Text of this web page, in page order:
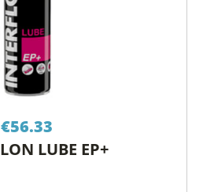
€56.33
INTERFLON LUBE EP+